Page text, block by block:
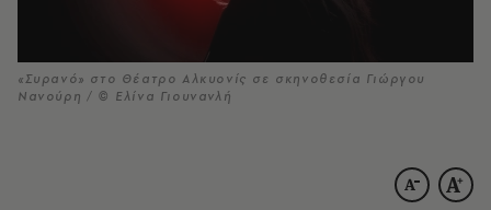
«Συρανό» στο Θέατρο Αλκυονίς σε σκηνοθεσία Γιώργου
Νανούρη / © Ελίνα Γιουνανλή